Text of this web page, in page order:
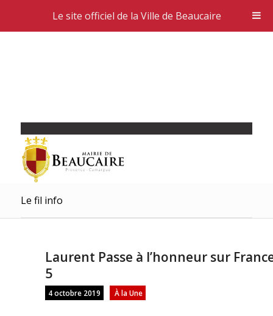
Le fil info
Laurent Passe à l’honneur sur
5
4 octobre 2019 À la Une
Le site officiel de la Ville de Beaucaire